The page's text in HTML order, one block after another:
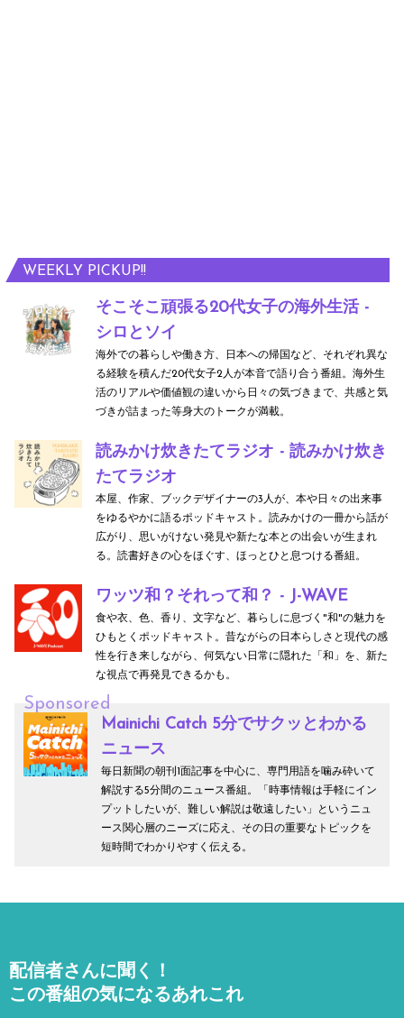
WEEKLY PICKUP!!
そこそこ頑張る20代女子の海外生活 -
シロとソイ
海外での暮らしや働き方、日本への帰国など、それぞれ異な
る経験を積んだ20代女子2人が本音で語り合う番組。海外生
活のリアルや価値観の違いから日々の気づきまで、共感と気
づきが詰まった等身大のトークが満載。
読みかけ炊きたてラジオ - 読みかけ炊き
たてラジオ
本屋、作家、ブックデザイナーの3人が、本や日々の出来事
をゆるやかに語るポッドキャスト。読みかけの一冊から話が
広がり、思いがけない発見や新たな本との出会いが生まれ
る。読書好きの心をほぐす、ほっとひと息つける番組。
ワッツ和？それって和？ - J-WAVE
食や衣、色、香り、文字など、暮らしに息づく"和"の魅力を
ひもとくポッドキャスト。昔ながらの日本らしさと現代の感
性を行き来しながら、何気ない日常に隠れた「和」を、新た
な視点で再発見できるかも。
Sponsored
Mainichi Catch 5分でサクッとわかる
ニュース
毎日新聞の朝刊1面記事を中心に、専門用語を噛み砕いて
解説する5分間のニュース番組。「時事情報は手軽にイン
プットしたいが、難しい解説は敬遠したい」というニュ
ース関心層のニーズに応え、その日の重要なトピックを
短時間でわかりやすく伝える。
配信者さんに聞く！
この番組の気になるあれこれ